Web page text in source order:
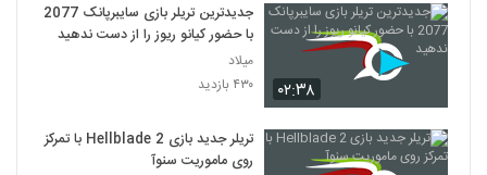
۰۲:۳۸
جدیدترین تریلر بازی سایبرپانک 2077
با حضور کیانو ریوز را از دست ندهید
میلاد
۴۳۰ بازدید
تریلر جدید بازی Hellblade 2 با تمرکز
روی ماموریت سنوآ